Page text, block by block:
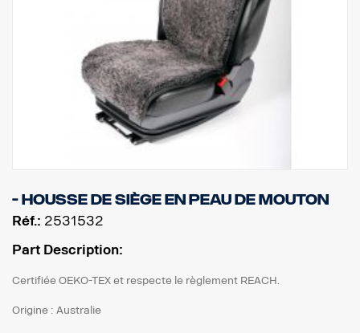
- Housse de siège en peau de mouton
Réf.: 2531532
Part Description:
Certifiée OEKO-TEX et respecte le règlement REACH.
Origine : Australie